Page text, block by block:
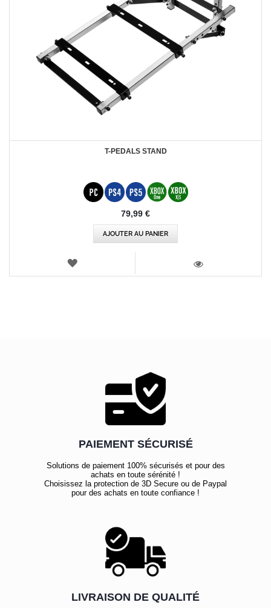
T-PEDALS STAND
79,99 €
AJOUTER AU PANIER
AJOUTER
VOIR
PAIEMENT SÉCURISÉ
Solutions de paiement 100% sécurisés et pour des
achats en toute sérénité !
Choisissez la protection de 3D Secure ou de Paypal
pour des achats en toute confiance !
LIVRAISON DE QUALITÉ